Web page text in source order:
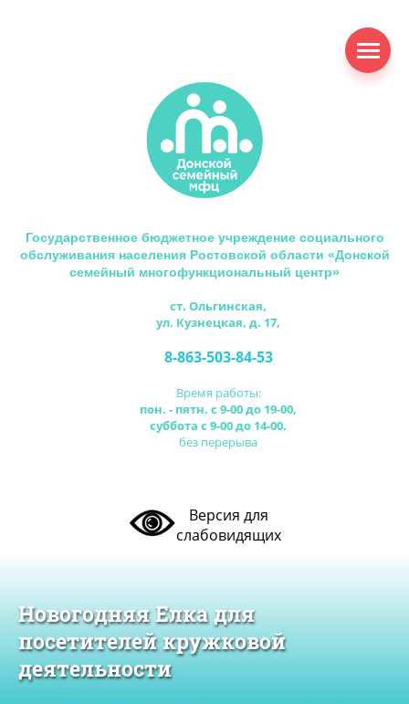
Государственное бюджетное учреждение социального
обслуживания населения Ростовской области «Донской
семейный многофункциональный центр»
ст. Ольгинская,
ул. Кузнецкая, д. 17,
8-863-503-84-53
Время работы:
пон. - пятн. с 9-00 до 19-00,
суббота с 9-00 до 14-00.
без перерыва
Версия для
слабовидящих
Новогодняя Елка для
посетителей кружковой
деятельности